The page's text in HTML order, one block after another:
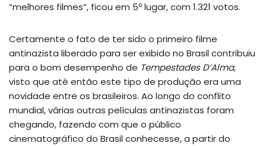
“melhores filmes”, ficou em 5º lugar, com 1.321 votos.
Certamente o fato de ter sido o primeiro filme
antinazista liberado para ser exibido no Brasil contribuiu
para o bom desempenho de Tempestades D’Alma,
visto que até então este tipo de produção era uma
novidade entre os brasileiros. Ao longo do conflito
mundial, várias outras películas antinazistas foram
chegando, fazendo com que o público
cinematográfico do Brasil conhecesse, a partir do